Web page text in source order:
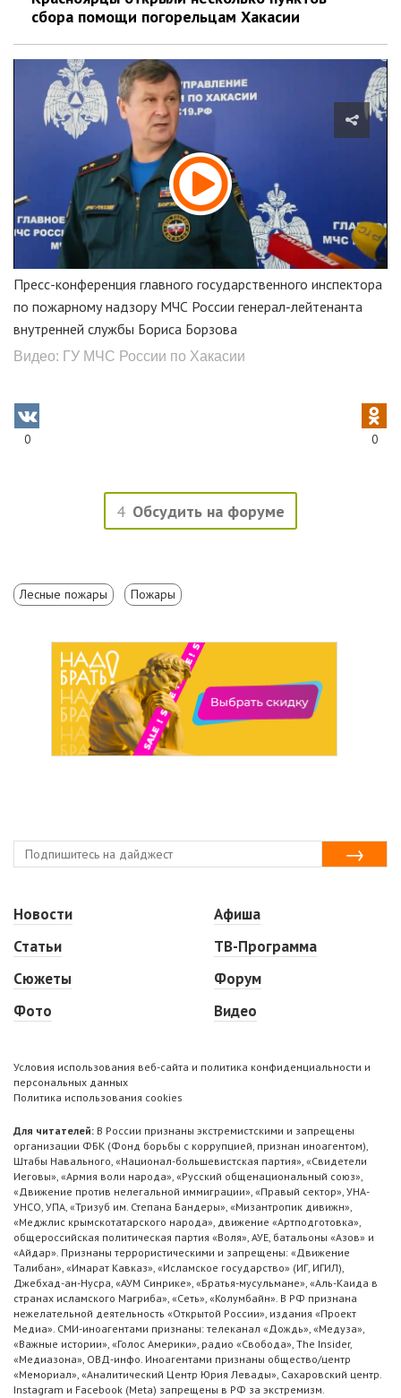
сбора помощи погорельцам Хакасии
Пресс-конференция главного государственного инспектора
по пожарному надзору МЧС России генерал-лейтенанта
внутренней службы Бориса Борзова
Видео: ГУ МЧС России по Хакасии
0 0
4 Обсудить на форуме
Лесные пожары Пожары
Новости
Статьи
Сюжеты
Фото
Афиша
ТВ-Программа
Форум
Видео
Условия использования веб-сайта и политика конфиденциальности и
персональных данных
Политика использования cookies
Для читателей: В России признаны экстремистскими и запрещены
организации ФБК (Фонд борьбы с коррупцией, признан иноагентом),
Штабы Навального, «Национал-большевистская партия», «Свидетели
Иеговы», «Армия воли народа», «Русский общенациональный союз»,
«Движение против нелегальной иммиграции», «Правый сектор», УНА-
УНСО, УПА, «Тризуб им. Степана Бандеры», «Мизантропик дивижн»,
«Меджлис крымскотатарского народа», движение «Артподготовка»,
общероссийская политическая партия «Воля», АУЕ, батальоны «Азов» и
«Айдар». Признаны террористическими и запрещены: «Движение
Талибан», «Имарат Кавказ», «Исламское государство» (ИГ, ИГИЛ),
Джебхад-ан-Нусра, «АУМ Синрике», «Братья-мусульмане», «Аль-Каида в
странах исламского Магриба», «Сеть», «Колумбайн». В РФ признана
нежелательной деятельность «Открытой России», издания «Проект
Медиа». СМИ-иноагентами признаны: телеканал «Дождь», «Медуза»,
«Важные истории», «Голос Америки», радио «Свобода», The Insider,
«Медиазона», ОВД-инфо. Иноагентами признаны общество/центр
«Мемориал», «Аналитический Центр Юрия Левады», Сахаровский центр.
Instagram и Facebook (Metа) запрещены в РФ за экстремизм.